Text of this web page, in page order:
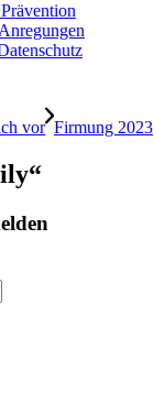
vor Firmung 2023